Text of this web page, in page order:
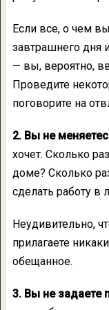
Если все, о чем
завтрашнего
— вы, вероятно,
Проведите
поговорите на
2. Вы не
хочет. Сколько
доме? Сколько
сделать работу в
Неудивительно,
прилагаете
обещанное.
3. Вы не задаете